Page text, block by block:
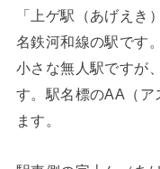
「上ゲ駅（あげえき
名鉄河和線の駅です
小さな無人駅ですが
す。駅名標のAA（ア
ます。